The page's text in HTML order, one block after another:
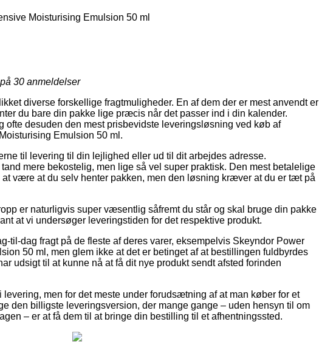
Moisturising Emulsion 50 ml
30 anmeldelser
diverse forskellige fragtmuligheder. En af dem der er mest anvendt er
du bare din pakke lige præcis når det passer ind i din kalender.
ofte desuden den mest prisbevidste leveringsløsning ved køb af
Emulsion 50 ml.
til levering til din lejlighed eller ud til dit arbejdes adresse.
mere bekostelig, men lige så vel super praktisk. Den mest betalelige
være at du selv henter pakken, men den løsning kræver at du er tæt på
er naturligvis super væsentlig såfremt du står og skal bruge din pakke
at vi undersøger leveringstiden for det respektive produkt.
til-dag fragt på de fleste af deres varer, eksempelvis Skeyndor Power
50 ml, men glem ikke at det er betinget af at bestillingen fuldbyrdes
udsigt til at kunne nå at få dit nye produkt sendt afsted forinden
men for det meste under forudsætning af at man køber for et
den billigste leveringsversion, der mange gange – uden hensyn til om
– er at få dem til at bringe din bestilling til et afhentningssted.